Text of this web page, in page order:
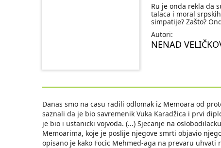
Ru je onda rekla da
talaca i moral
simpatije? Zašto?
Autori:
NENAD
Danas smo na casu radili odlomak iz Memoara od
saznali da je bio savremenik Vuka Karadžica i prvi
je bio i ustanicki vojvoda. (...) Sjecanje na
Memoarima, koje je poslije njegove smrti objavio
opisano je kako Focic Mehmed-aga na prevaru uhvati